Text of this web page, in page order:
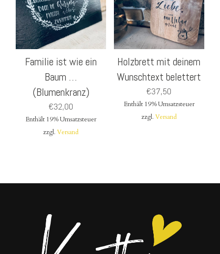
Familie ist wie ein
Baum …
(Blumenkranz)
€32,00
Enthält 19% Umsatzsteuer
zzgl.Versand
Holzbrett mit deinem
Wunschtext belettert
€37,50
Enthält 19% Umsatzsteuer
zzgl. Versand